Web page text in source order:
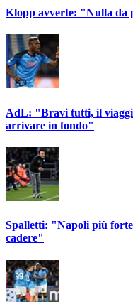
Klopp avverte: "Nulla da
AdL: "Bravi tutti, il
arrivare in fondo"
Spalletti: "Napoli più
cadere"